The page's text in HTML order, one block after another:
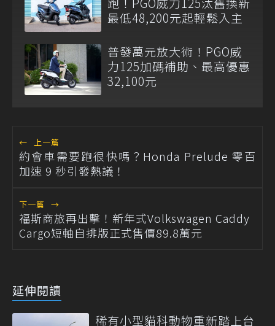
最低48,200元起輕鬆入主
普發萬元放大術！PGO威
力125加碼補助、最高優惠
32,100元
← 上一篇
約會車需要跑很快嗎？Honda Prelude 零百
加速 9 秒引發熱議！
下一篇 →
福斯商旅再出擊！新年式Volkswagen Caddy
Cargo短軸自排版正式售價89.8萬元
延伸閱讀
稀有小型貓科動物重新踏上台